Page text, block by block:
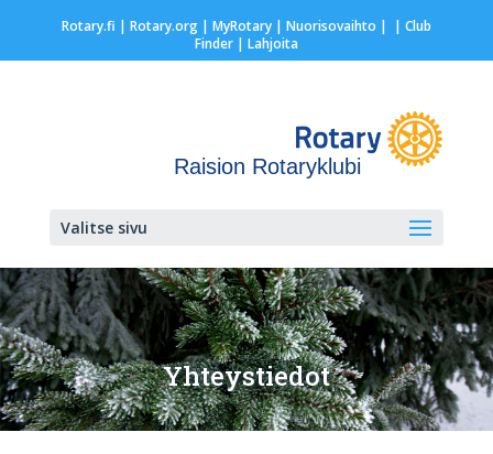
Rotary.fi | Rotary.org| MyRotary | Nuorisovaihto | | Club
Finder| Lahjoita
Raision Rotaryklubi
Valitse sivu
Yhteystiedot